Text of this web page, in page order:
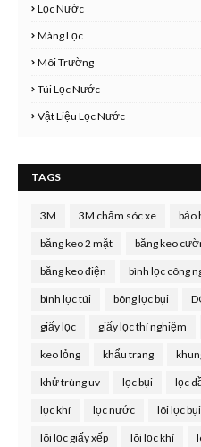
Lọc Nước
Màng Lọc
Môi Trường
Túi Lọc Nước
Vật Liệu Lọc Nước
TAGS
3M 3M chăm sóc xe bảo
băng keo 2 mặt băng keo
băng keo điện bình lọc công
bình lọc túi bông lọc bụi
giấy lọc giấy lọc thí nghiệm
keo lỏng khẩu trang
khử trùng uv lọc bụi lọc
lọc khí lọc nước lõi lọc bụi
lõi lọc giấy xếp lõi lọc khí